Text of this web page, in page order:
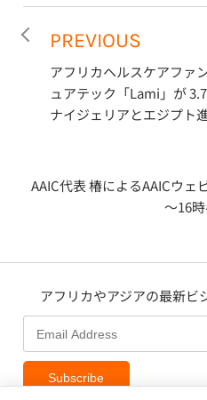
PREVIOUS
アフリカヘルスケアファ
ュアテック「Lami」が
ナイジェリアとエジプト
AAIC代表 椿によるAAICウェ
～16
アフリカやアジアの最新ビ
Subscribe